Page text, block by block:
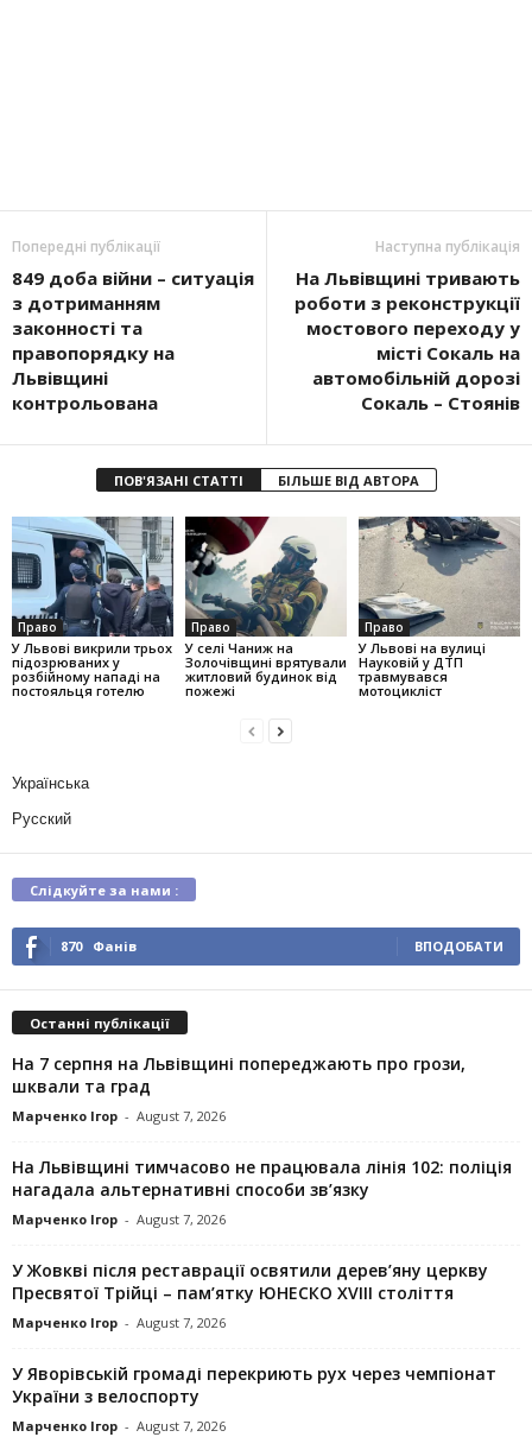
Попередні публікації
849 доба війни – ситуація
з дотриманням
законності та
правопорядку на
Львівщині
контрольована
Наступна публікація
На Львівщині тривають
роботи з реконструкції
мостового переходу у
місті Сокаль на
автомобільній дорозі
Сокаль – Стоянів
ПОВ'ЯЗАНІ СТАТТІ БІЛЬШЕ ВІД АВТОРА
Право
У Львові викрили трьох
підозрюваних у
розбійному нападі на
постояльця готелю
Право
У селі Чаниж на
Золочівщині врятували
житловий будинок від
пожежі
Право
У Львові на вулиці
Науковій у ДТП
травмувався
мотоцикліст
Українська
Русский
Слідкуйте за нами :
870 Фанів ВПОДОБАТИ
Останні публікації
На 7 серпня на Львівщині попереджають про грози,
шквали та град
Марченко Ігор - August 7, 2026
На Львівщині тимчасово не працювала лінія 102: поліція
нагадала альтернативні способи зв’язку
Марченко Ігор - August 7, 2026
У Жовкві після реставрації освятили дерев’яну церкву
Пресвятої Трійці – пам’ятку ЮНЕСКО XVIII століття
Марченко Ігор - August 7, 2026
У Яворівській громаді перекриють рух через чемпіонат
України з велоспорту
Марченко Ігор - August 7, 2026